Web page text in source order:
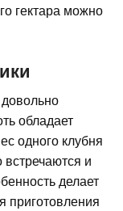
гектара можно
обладает
одного клубня
и
делает
приготовления